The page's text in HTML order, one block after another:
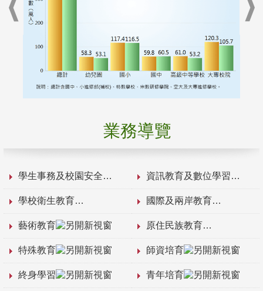
業務導覽
學生事務及校園安全 資訊教育及數位學習
學校衛生教育 國際及兩岸教育
藝術教育 原住民族教育
特殊教育 師資培育
終身學習 青年培育